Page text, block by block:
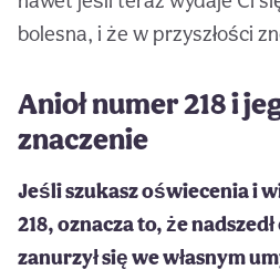
bolesna, i że w przyszłości
Anioł numer 218 i
znaczenie
Jeśli szukasz oświecenia i
218, oznacza to, że
zanurzył się we własnym